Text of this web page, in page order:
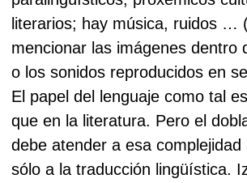
literarios; hay música, ruidos …
mencionar las imágenes dentro
o los sonidos reproducidos en
El papel del lenguaje como tal
que en la literatura. Pero el
debe atender a esa
sólo a la traducción lingüística.